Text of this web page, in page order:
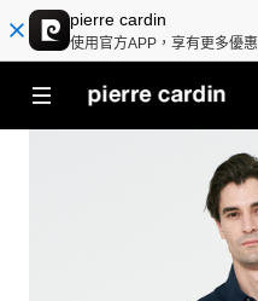
pierre cardin
使用官方APP，享有更多優惠